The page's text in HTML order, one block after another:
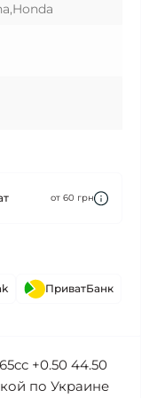
от 60 грн
ПриватБанк
+0.50 44.50
по Украине